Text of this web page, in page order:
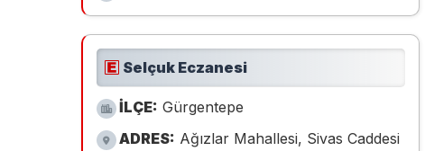
Selçuk Eczanesi
İLÇE: Gürgentepe
ADRES: Ağızlar Mahallesi, Sivas Caddesi